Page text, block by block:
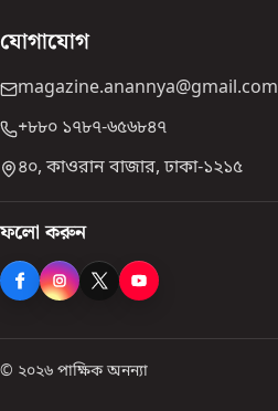
যোগাযোগ
magazine.anannya@gmail.com
+৮৮০ ১৭৮৭-৬৫৬৮৪৭
৪০, কাওরান বাজার, ঢাকা-১২১৫
ফলো করুন
© ২০২৬ পাক্ষিক অনন্যা